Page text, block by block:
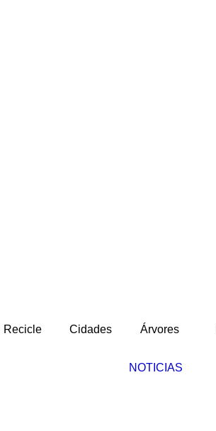
Recicle Cidades Árvores
NOTICIAS